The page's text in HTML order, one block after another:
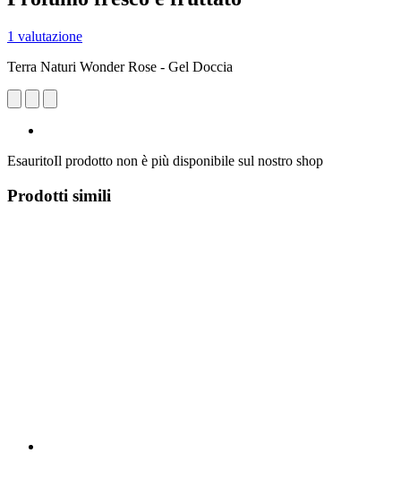
1 valutazione
Terra Naturi Wonder Rose - Gel Doccia
EsauritoIl prodotto non è più disponibile sul nostro shop
Prodotti simili